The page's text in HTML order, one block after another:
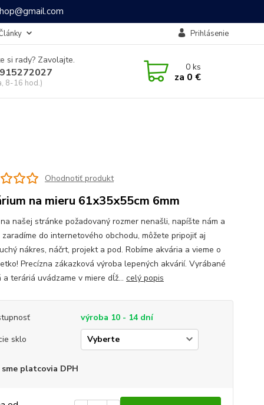
Prihlásenie
si rady? Zavolajte.
8-16 hod.)
0ks
za 0 €
Ohodnotiť produkt
na mieru 61x35x55cm 6mm
našej stránke požadovaný rozmer nenašli, napíšte nám a
do internetového obchodu, môžete pripojiť aj
nákres, náčrt, projekt a pod. Robíme akvária a vieme o
Precízna zákazková výroba lepených akvárií. Vyrábané
a teráriá uvádzame v miere dĺž... celý popis
výroba 10 - 14 dní
sklo
sme platcovia DPH